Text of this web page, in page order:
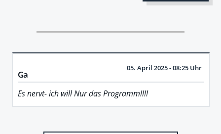
Ga
05. April 2025 - 08:25 Uhr
Es nervt- ich will Nur das Programm!!!!